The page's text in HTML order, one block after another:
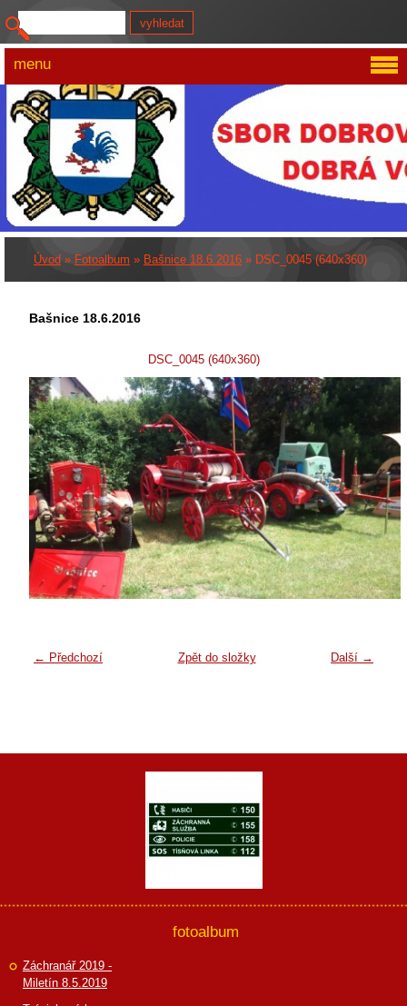
Úvod » Fotoalbum » Bašnice 18.6.2016 » DSC_0045 (640x360)
Bašnice 18.6.2016
DSC_0045 (640x360)
← Předchozí Další →
Zpět do složky
menu
fotoalbum
Záchranář 2019 -
Miletín 8.5.2019